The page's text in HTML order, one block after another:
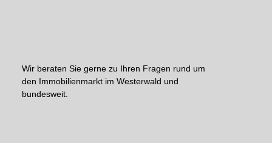
Wir beraten Sie gerne zu Ihren Fragen rund um
den Immobilienmarkt im Westerwald und
bundesweit.